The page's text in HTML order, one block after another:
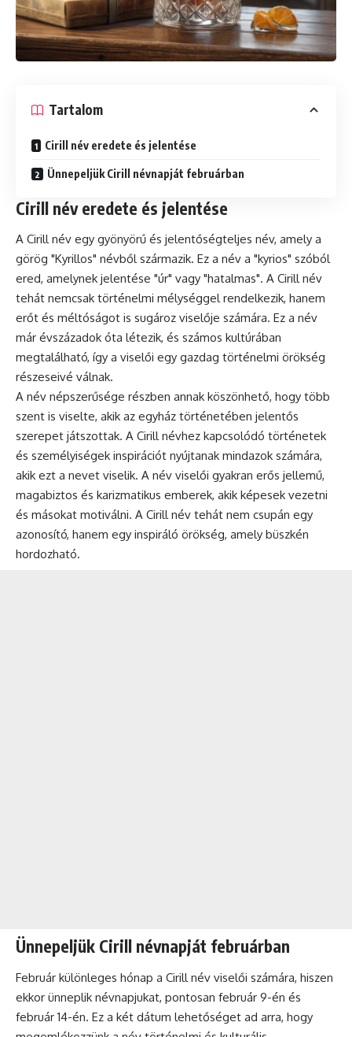
Tartalom
Cirill név eredete és jelentése
Ünnepeljük Cirill névnapját februárban
Cirill név eredete és jelentése
A Cirill név egy gyönyörű és jelentőségteljes név, amely a
görög "Kyrillos" névből származik. Ez a név a "kyrios" szóból
ered, amelynek jelentése "úr" vagy "hatalmas". A Cirill név
tehát nemcsak történelmi mélységgel rendelkezik, hanem
erőt és méltóságot is sugároz viselője számára. Ez a név
már évszázadok óta létezik, és számos kultúrában
megtalálható, így a viselői egy gazdag történelmi örökség
részeseivé válnak.
A név népszerűsége részben annak köszönhető, hogy több
szent is viselte, akik az egyház történetében jelentős
szerepet játszottak. A Cirill névhez kapcsolódó történetek
és személyiségek inspirációt nyújtanak mindazok számára,
akik ezt a nevet viselik. A név viselői gyakran erős jellemű,
magabiztos és karizmatikus emberek, akik képesek vezetni
és másokat motiválni. A Cirill név tehát nem csupán egy
azonosító, hanem egy inspiráló örökség, amely büszkén
hordozható.
Ünnepeljük Cirill névnapját februárban
Február különleges hónap a Cirill név viselői számára, hiszen
ekkor ünneplik névnapjukat, pontosan február 9-én és
február 14-én. Ez a két dátum lehetőséget ad arra, hogy